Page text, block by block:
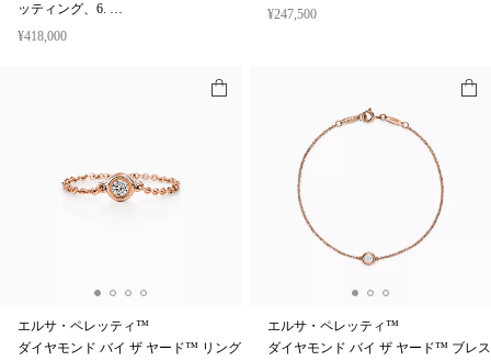
ッティング、6. …
¥418,000
¥247,500
エルサ・ペレッティ™
ダイヤモンド バイ ザ ヤード™ リング
エルサ・ペレッティ™
ダイヤモンド バイ ザ ヤード™ ブレス